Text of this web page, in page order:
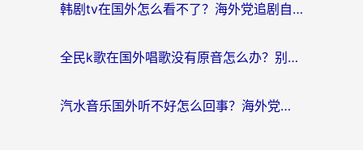
韩剧tv在国外怎么看不了？海外党追剧自由的终极解决方案来了
全民k歌在国外唱歌没有原音怎么办？别让地域限制毁了你的麦霸时刻
汽水音乐国外听不好怎么回事？海外党亲测有效的回国加速方案来了